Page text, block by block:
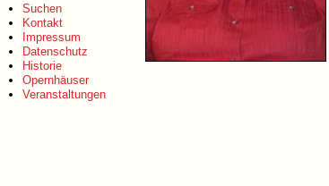
Suchen
Kontakt
Impressum
Datenschutz
Historie
Opernhäuser
Veranstaltungen